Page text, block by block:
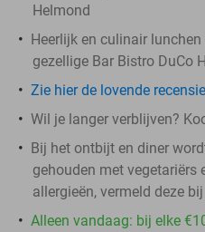
Helmond
Heerlijk en culinair
gezellige Bar Bistro DuCo
Zie hier de lovende
Wil je langer verblijven?
Bij het ontbijt en diner
gehouden met vegetariërs
allergieën, vermeld deze
Alleen vandaag: bij elke